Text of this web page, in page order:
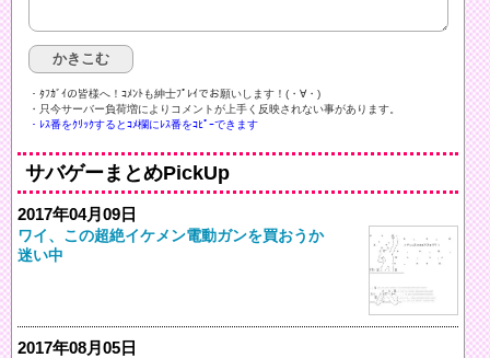
・ﾀﾌｶﾞｲの皆様へ！ｺﾒﾝﾄも紳士ﾌﾟﾚｲでお願いします！(・∀・)ゞ
・只今サーバー負荷増によりコメントが上手く反映されない事があります。
・ﾚｽ番をｸﾘｯｸするとｺﾒ欄にﾚｽ番をｺﾋﾟｰできます
サバゲーまとめPickUp
2017年04月09日
ワイ、この超絶イケメン電動ガンを買おうか
迷い中
2017年08月05日